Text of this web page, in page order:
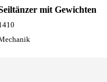
mit Gewichten